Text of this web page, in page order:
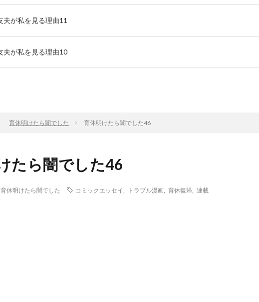
夫が私を見る理由11
夫が私を見る理由10
育休明けたら闇でした 育休明けたら闇でした46
たら闇でした46
育休明けたら闇でした コミックエッセイ トラブル漫画 育休復帰 連載